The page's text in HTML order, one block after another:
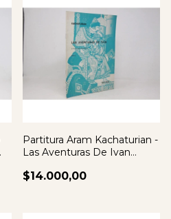
Partitura Aram Kachaturian -
Las Aventuras De Ivan
$14.000,00